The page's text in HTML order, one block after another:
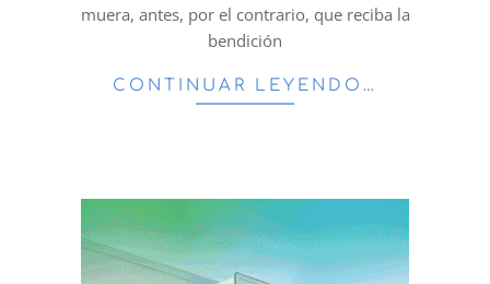
muera, antes, por el contrario, que reciba la
bendición
CONTINUAR LEYENDO…